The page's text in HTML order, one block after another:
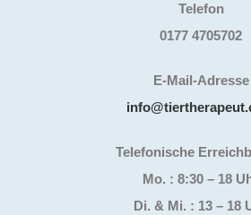
Telefon
0177 4705702
E-Mail-Adresse
Telefonische
Mo. : 8:30 – 18
Di. & Mi. : 13 – 18